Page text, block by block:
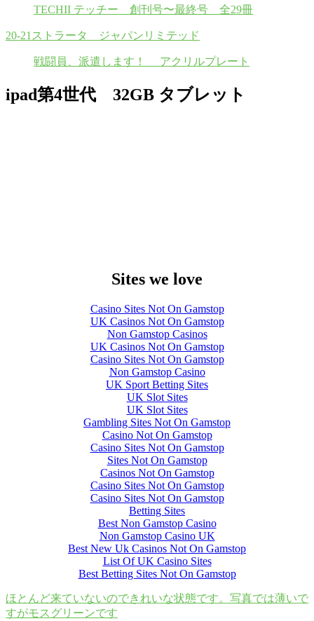
TECHII テッチー 創刊号〜最終号 全29冊
20-21ストラータ ジャパンリミテッド
戦闘員、派遣します！ アクリルプレート
ipad第4世代 32GB タブレット
Sites we love
Casino Sites Not On Gamstop
UK Casinos Not On Gamstop
Non Gamstop Casinos
UK Casinos Not On Gamstop
Casino Sites Not On Gamstop
Non Gamstop Casino
UK Sport Betting Sites
UK Slot Sites
UK Slot Sites
Gambling Sites Not On Gamstop
Casino Not On Gamstop
Casino Sites Not On Gamstop
Sites Not On Gamstop
Casinos Not On Gamstop
Casino Sites Not On Gamstop
Casino Sites Not On Gamstop
Betting Sites
Best Non Gamstop Casino
Non Gamstop Casino UK
Best New Uk Casinos Not On Gamstop
List Of UK Casino Sites
Best Betting Sites Not On Gamstop
ほとんど来ていないのできれいな状態です。写真では薄いで
すがモスグリーンです